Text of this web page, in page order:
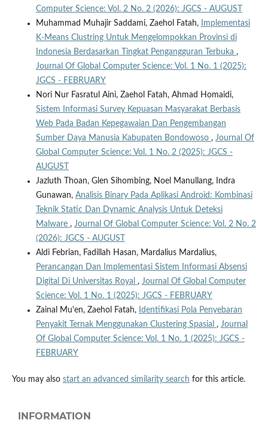
Computer Science: Vol. 2 No. 2 (2026): JGCS - AUGUST
Muhammad Muhajir Saddami, Zaehol Fatah,
Implementasi
K-Means Clustring Untuk Mengelompokkan Provinsi di
Indonesia Berdasarkan Tingkat Pengangguran Terbuka ,
Journal Of Global Computer Science: Vol. 1 No. 1 (2025):
JGCS - FEBRUARY
Nori Nur Fasratul Aini, Zaehol Fatah, Ahmad Homaidi,
Sistem Informasi Survey Kepuasan Masyarakat Berbasis
Web Pada Badan Kepegawaian Dan Pengembangan
Sumber Daya Manusia Kabupaten Bondowoso , Journal Of
Global Computer Science: Vol. 1 No. 2 (2025): JGCS -
AUGUST
Jazluth Thoan, Glen Sihombing, Noel Manullang, Indra
Gunawan, Analisis Binary Pada Aplikasi Android: Kombinasi
Teknik Static Dan Dynamic Analysis Untuk Deteksi
Malware , Journal Of Global Computer Science: Vol. 2 No. 2
(2026): JGCS - AUGUST
Aldi Febrian, Fadillah Hasan, Mardalius Mardalius,
Perancangan Dan Implementasi Sistem Informasi Absensi
Digital Di Universitas Royal , Journal Of Global Computer
Science: Vol. 1 No. 1 (2025): JGCS - FEBRUARY
Zainal Mu'en, Zaehol Fatah, Identifikasi Pola Penyebaran
Penyakit Ternak Menggunakan Clustering Spasial , Journal
Of Global Computer Science: Vol. 1 No. 1 (2025): JGCS -
FEBRUARY
You may also start an advanced similarity search for this article.
INFORMATION